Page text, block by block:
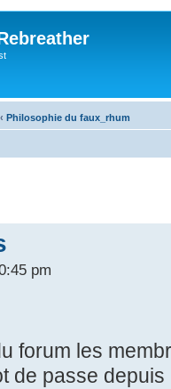
‹ Philosophie du faux_rhum
pm
forum les
de passe depuis